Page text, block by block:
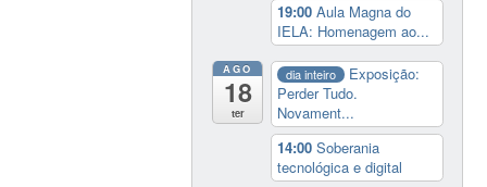
19:00Aula Magna do
IELA: Homenagem ao...
AGO
18
ter
dia inteiro
Exposição:
Perder Tudo.
Novament...
14:00Soberania
tecnológica e digital